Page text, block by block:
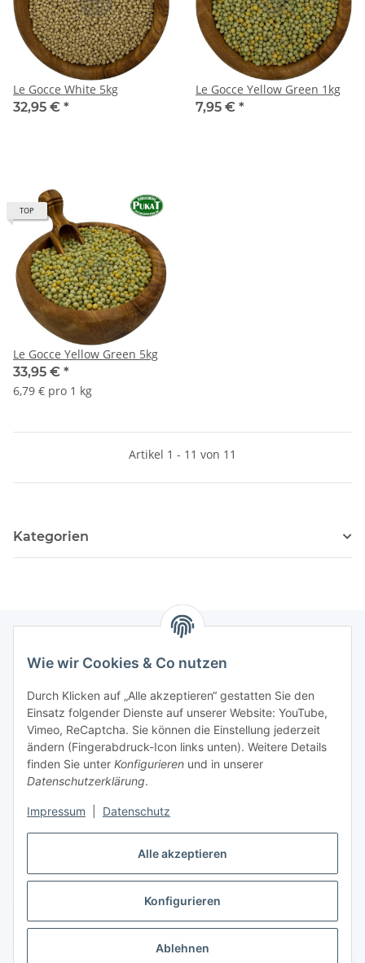
Alle akzeptieren
Konfigurieren
Ablehnen
Wie wir Cookies & Co nutzen
Durch Klicken auf „Alle akzeptieren“ gestatten Sie den
Einsatz folgender Dienste auf unserer Website: YouTube,
Vimeo, ReCaptcha. Sie können die Einstellung jederzeit
ändern (Fingerabdruck-Icon links unten). Weitere Details
finden Sie unter Konfigurieren und in unserer
Datenschutzerklärung.
Impressum Datenschutz
Le Gocce White 5kg
32,95 € *
Le Gocce Yellow Green 1kg
7,95 € *
TOP
Le Gocce Yellow Green 5kg
33,95 € *
6,79 € pro 1 kg
Artikel 1 - 11 von 11
Kategorien
Informationen
Gesetzliche Informationen
Mein Konto
masterframe GmbH
Vertrag widerrufen
* Alle Preise inkl. gesetzlicher USt., zzgl.Versand